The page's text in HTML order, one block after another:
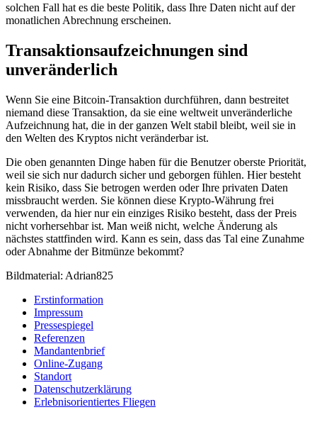
solchen Fall hat es die beste Politik, dass Ihre Daten nicht auf der
monatlichen Abrechnung erscheinen.
Transaktionsaufzeichnungen sind
unveränderlich
Wenn Sie eine Bitcoin-Transaktion durchführen, dann bestreitet
niemand diese Transaktion, da sie eine weltweit unveränderliche
Aufzeichnung hat, die in der ganzen Welt stabil bleibt, weil sie in
den Welten des Kryptos nicht veränderbar ist.
Die oben genannten Dinge haben für die Benutzer oberste Priorität,
weil sie sich nur dadurch sicher und geborgen fühlen. Hier besteht
kein Risiko, dass Sie betrogen werden oder Ihre privaten Daten
missbraucht werden. Sie können diese Krypto-Währung frei
verwenden, da hier nur ein einziges Risiko besteht, dass der Preis
nicht vorhersehbar ist. Man weiß nicht, welche Änderung als
nächstes stattfinden wird. Kann es sein, dass das Tal eine Zunahme
oder Abnahme der Bitmünze bekommt?
Bildmaterial: Adrian825
Erstinformation
Impressum
Pressespiegel
Referenzen
Mandantenbrief
Online-Zugang
Standort
Datenschutzerklärung
Erlebnisorientiertes Fliegen